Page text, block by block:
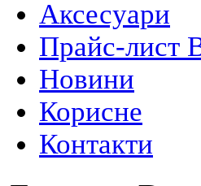
Аксесуари
Прайс-лист
Новини
Корисне
Контакти